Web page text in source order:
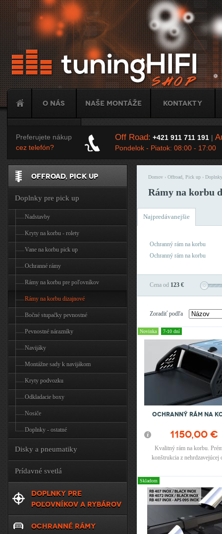
O nás Naše montáže Kontakty
Tuning
Preferujete nákup
cez telefón?
Off Road: +421 911 711 191|
Pondelok - Piatok: 08:00 - 17:00
Domov› Offroad, Pick up›
Rámy na korbu
Najpredávanejšie
Ochranný rám na korbu
Ochranný rám na korbu
Cena od 123 €
Zoradiť podľa
Novinka 7-10 dní
Ochranný rám na
1150,00 €
Kvalitný rám na korbu.
konštrukcia z nehrdzavejúcej
odolnosť a elegantný vzhľad.
typy pick-upov ​
Skladom
OFFROAD, PICK UP
Doplnky pre pick up
Nadstavby
Kryty na korbu - rolety
Vane na korbu pick up
Ochranné rámy
Rámy na korbu pre poľovníkov
Rámy na korbu dizajnové
Bočné stupačky pevnostné
Pevnostné nárazníky
Navijáky
Montážne sady k navijákom
Kryty podvozku
Odkladacie boxy
Nosiče
Doplnky - ostatné
Disky a pneumatiky
Prídavné svetlá
DOPLNKY PRE
POĽOVNÍKOV A RYBÁROV
OCHRANNÉ RÁMY